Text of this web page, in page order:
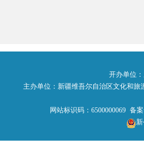
落实全国旅游监
工作和质监执法
，加强旅游诚信
存在问题，自
开办单位
主办单位：新疆维吾尔自治区文化和
网站标识码：6500000069 备